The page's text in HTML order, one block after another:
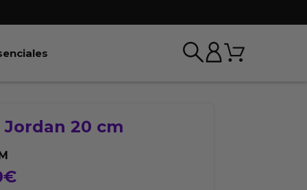
& Bondage Carrito
Jordan 20 cm
€